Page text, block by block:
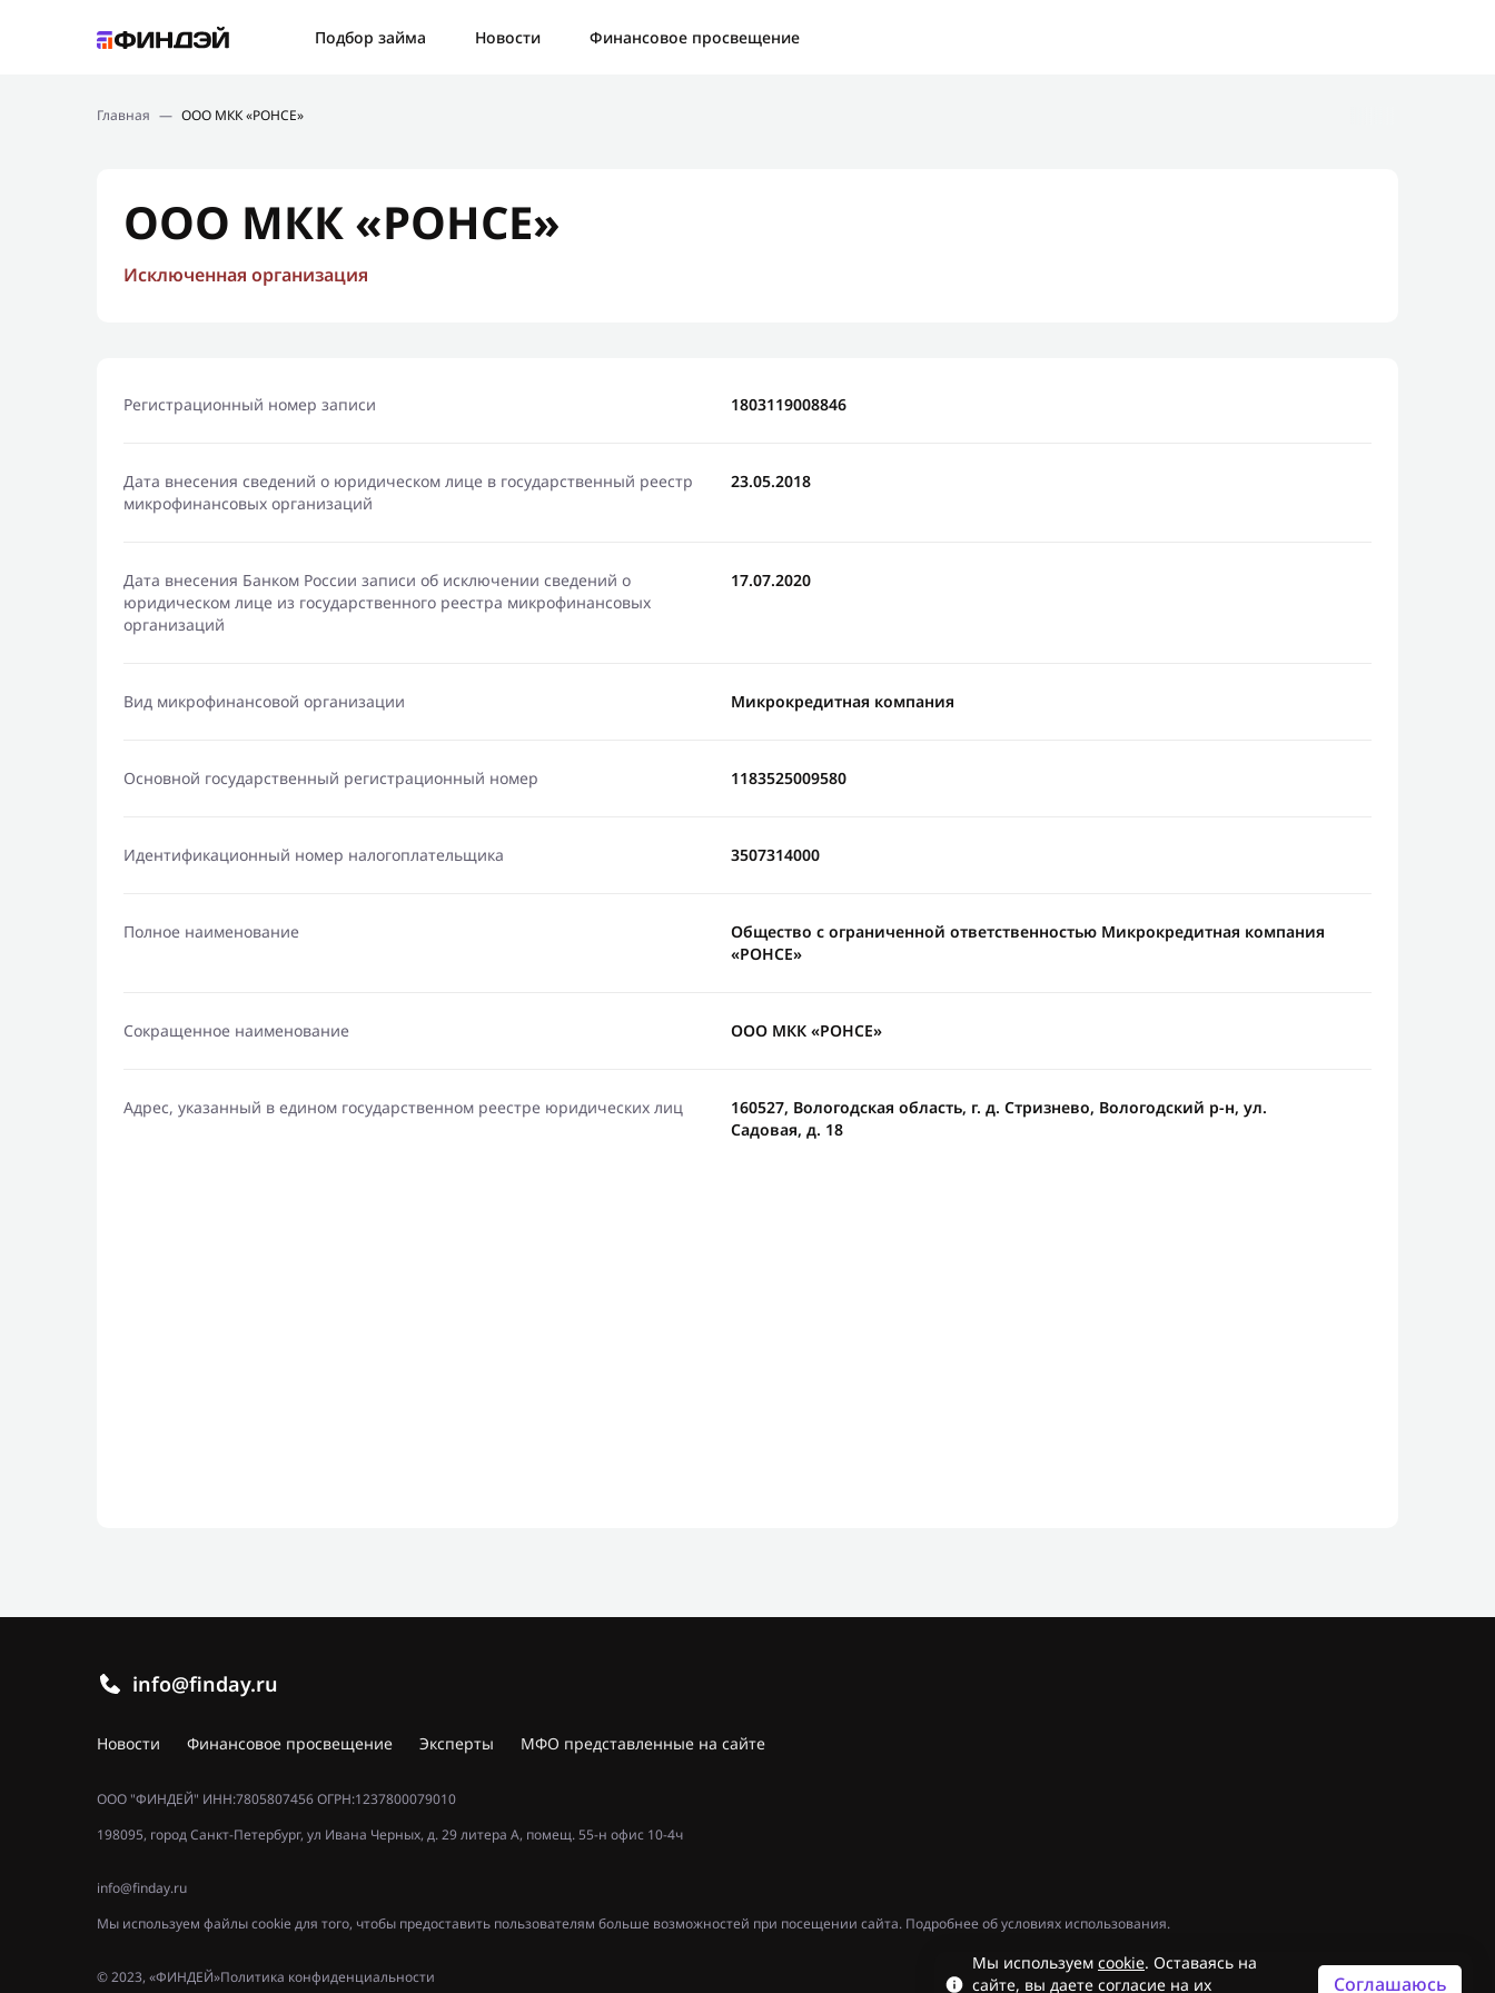
Подбор займа Новости
Финансовое просвещение
Новости
Главная — ООО МКК «РОНСЕ»
ООО МКК «РОНСЕ»
Исключенная организация
Регистрационный номер записи 1803119008846
Дата внесения сведений о юридическом лице в государственный реестр
микрофинансовых организаций
23.05.2018
Дата внесения Банком России записи об исключении сведений о
юридическом лице из государственного реестра микрофинансовых
организаций
17.07.2020
Вид микрофинансовой организации Микрокредитная компания
Основной государственный регистрационный номер 1183525009580
Идентификационный номер налогоплательщика 3507314000
Полное наименование
Общество с ограниченной ответственностью Микрокредитная компания
«РОНСЕ»
Сокращенное наименование ООО МКК «РОНСЕ»
Адрес, указанный в едином государственном реестре юридических лиц
160527, Вологодская область, г. д. Стризнево, Вологодский р-н, ул.
Садовая, д. 18
info@finday.ru
Новости Финансовое просвещение Эксперты МФО представленные на сайте
ООО "ФИНДЕЙ" ИНН:7805807456 ОГРН:1237800079010
198095, город Санкт-Петербург, ул Ивана Черных, д. 29 литера А, помещ. 55-н офис 10-4ч
info@finday.ru
Мы используем файлы cookie для того, чтобы предоставить пользователям больше возможностей при посещении сайта. Подробнее об условиях использования.
Политика конфиденциальности
© 2023, «ФИНДЕЙ»
Мы используем cookie. Оставаясь на
сайте, вы даете согласие на их
Соглашаюсь
Ошибка: Контактная форма не найдена.